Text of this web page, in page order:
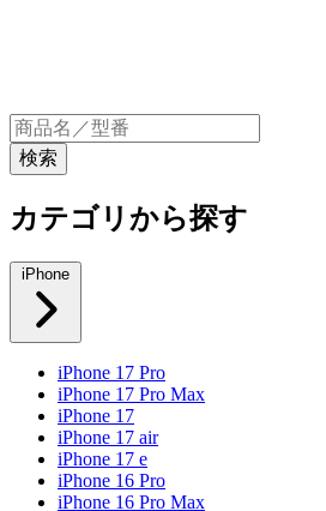
カテゴリから探す
iPhone
iPhone 17 Pro
iPhone 17 Pro Max
iPhone 17
iPhone 17 air
iPhone 17 e
iPhone 16 Pro
iPhone 16 Pro Max